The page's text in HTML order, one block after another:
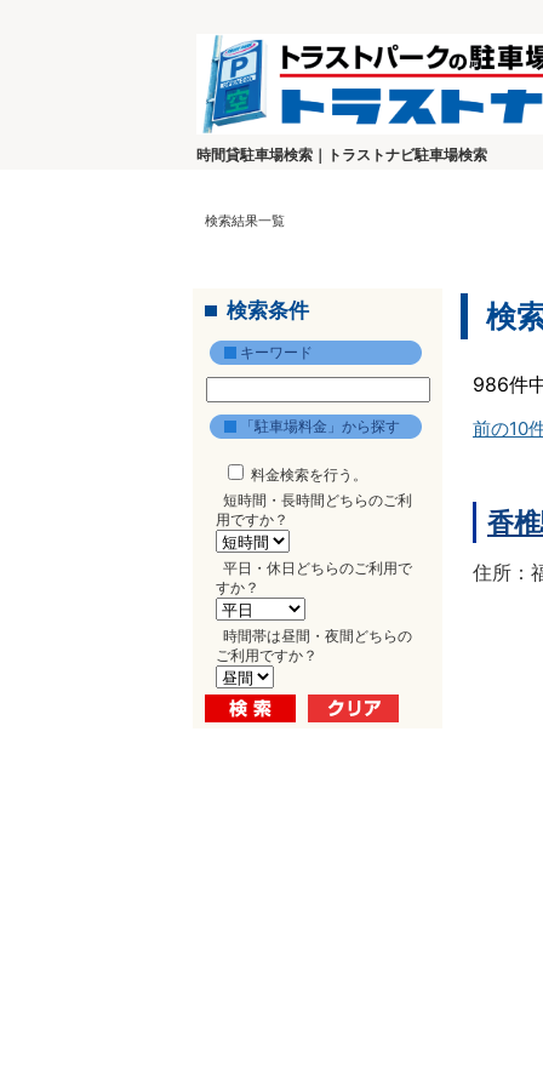
時間貸駐車場検索｜トラストナビ駐車場検索
検索結果一覧
検索条件
キーワード
「駐車場料金」から探す
料金検索を行う。
短時間・長時間どちらのご利
用ですか？
平日・休日どちらのご利用で
すか？
時間帯は昼間・夜間どちらの
ご利用ですか？
検
986件
前の10
香
住所：